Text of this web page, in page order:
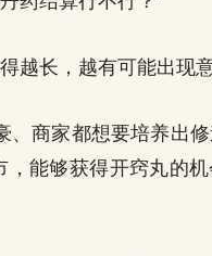
越长，越有可能出现意
、商家都想要培养出
能够获得开窍丸的